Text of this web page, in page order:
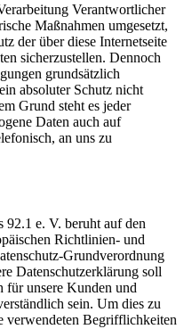
Verantwortlicher
Maßnahmen umgesetzt,
der über diese Internetseite
sicherzustellen. Dennoch
grundsätzlich
absoluter Schutz nicht
Grund steht es jeder
Daten auch auf
an uns zu
92.1 e. V. beruht auf den
Richtlinien- und
Grundverordnung
Datenschutzerklärung soll
unsere Kunden und
sein. Um dies zu
verwendeten Begrifflichkeiten